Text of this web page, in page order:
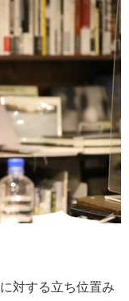
対する立ち位置み